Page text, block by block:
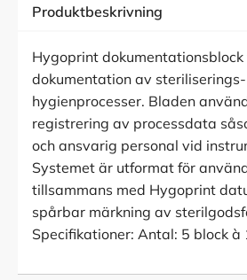
Produktbeskrivning
Hygoprint dokumentationsblock
dokumentation av
hygienprocesser. Bladen
registrering av processdata
och ansvarig personal vid
Systemet är utformat för
tillsammans med Hygoprint
spårbar märkning av
Specifikationer: Antal: 5 block à